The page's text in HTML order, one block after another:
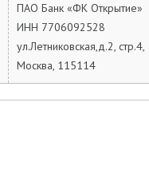
ПАО Банк «ФК Открытие»
ИНН 7706092528
ул.Летниковская,д.2, стр.4,
Москва, 115114